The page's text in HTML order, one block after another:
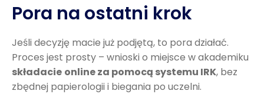
Pora na ostatni krok
Jeśli decyzję macie już podjętą, to pora działać.
Proces jest prosty – wnioski o miejsce w akademiku
składacie online za pomocą systemu IRK, bez
zbędnej papierologii i biegania po uczelni.